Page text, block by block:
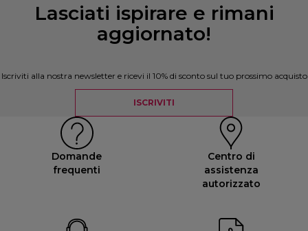
Lasciati ispirare e rimani
aggiornato!
Iscriviti alla nostra newsletter e ricevi il 10% di sconto sul tuo prossimo acquisto
ISCRIVITI
Domande
frequenti
Centro di
assistenza
autorizzato